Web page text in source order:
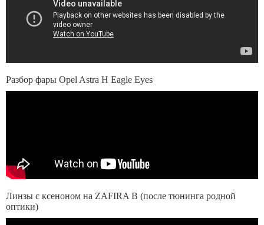
Разбор фары Opel Astra H Eagle Eyes
Линзы с ксеноном на ZAFIRA B (после тюнинга родной
оптики)